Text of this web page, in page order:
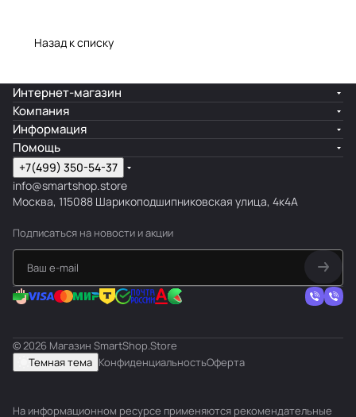
Назад к списку
Интернет-магазин
Компания
Информация
Помощь
+7(499) 350-54-37
info@smartshop.store
Москва, 115088 Шарикоподшипниковская улица, 4к4А
Подписаться на новости и акции
© 2026 Магазин SmartShop.Store
Темная тема КонфиденциальностьОферта
На информационном ресурсе применяются рекомендательные